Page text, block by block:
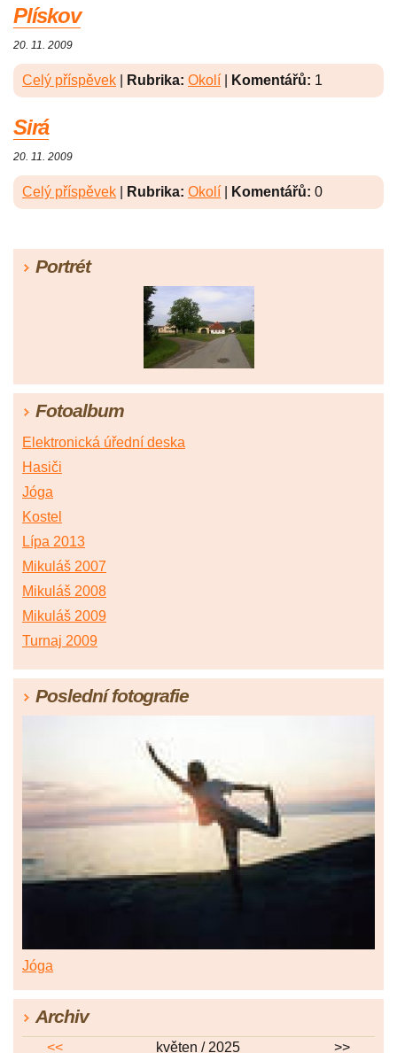
Plískov
20. 11. 2009
Celý příspěvek Rubrika: Okolí Komentářů: 1
Sirá
20. 11. 2009
Celý příspěvek Rubrika: Okolí Komentářů: 0
Portrét
Fotoalbum
Elektronická úřední deska
Hasiči
Jóga
Kostel
Lípa 2013
Mikuláš 2007
Mikuláš 2008
Mikuláš 2009
Turnaj 2009
Poslední fotografie
Jóga
Archiv
<< květen / 2025 >>